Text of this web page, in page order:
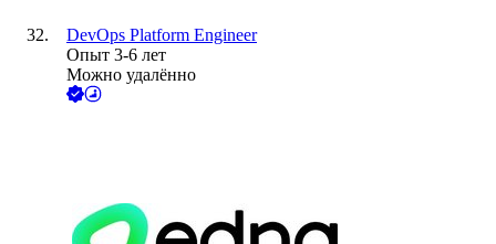
DevOps Platform Engineer
Опыт 3-6 лет
Можно удалённо